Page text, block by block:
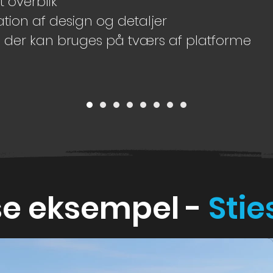
af design og detaljer
der kan bruges på tværs af platforme
eksempel -